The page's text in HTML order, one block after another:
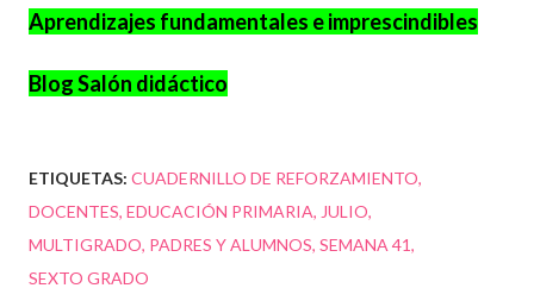
Aprendizajes fundamentales e imprescindibles
Blog Salón didáctico
ETIQUETAS: CUADERNILLO DE REFORZAMIENTO
DOCENTES EDUCACIÓN PRIMARIA JULIO
MULTIGRADO PADRES Y ALUMNOS SEMANA 41
SEXTO GRADO